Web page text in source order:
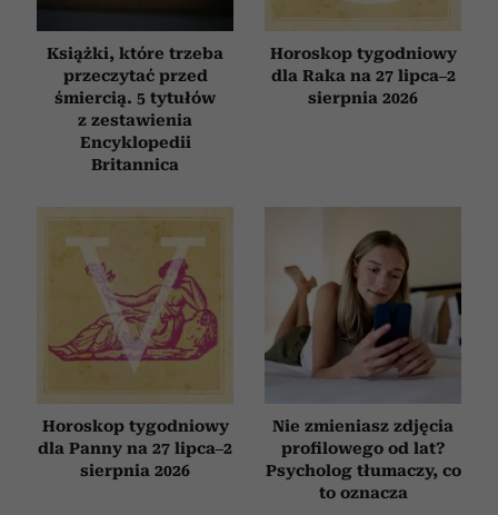
Książki, które trzeba
przeczytać przed
śmiercią. 5 tytułów
z zestawienia
Encyklopedii
Britannica
Horoskop tygodniowy
dla Raka na 27 lipca–2
sierpnia 2026
Horoskop tygodniowy
dla Panny na 27 lipca–2
sierpnia 2026
Nie zmieniasz zdjęcia
profilowego od lat?
Psycholog tłumaczy, co
to oznacza